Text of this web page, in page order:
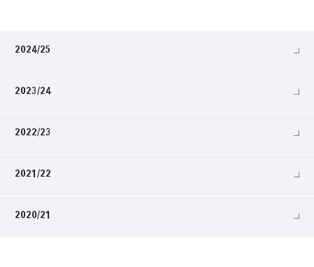
2024/25
2023/24
2022/23
2021/22
2020/21